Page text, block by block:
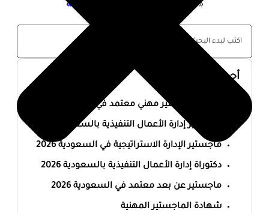
« السابق التالي »
أحدث المقالات
أفضل ماجستير مهني معتمد في السعودية 2026
ماجستير إدارة الأعمال التنفيذية بالسعودية 2026
ماجستير الإدارة الاستراتيجية في السعودية 2026
دكتوراة إدارة الأعمال التنفيذية بالسعودية 2026
ماجستير عن بعد معتمد في السعودية 2026
شهادة الماجستير المهنية